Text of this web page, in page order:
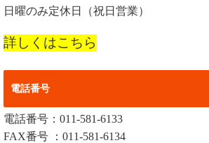
日曜のみ定休日（祝日営業）
詳しくはこちら
電話番号
電話番号：011-581-6133
FAX番号 ：011-581-6134